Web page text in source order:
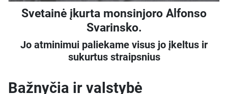
Svetainė įkurta monsinjoro Alfonso
Svarinsko.
Jo atminimui paliekame visus jo įkeltus ir
sukurtus straipsnius
Bažnyčia ir valstybė